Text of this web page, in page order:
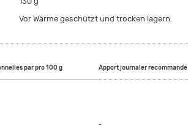
Vor Wärme geschützt und trocken lagern.
par pro 100 g Apport journaler recommandé
-